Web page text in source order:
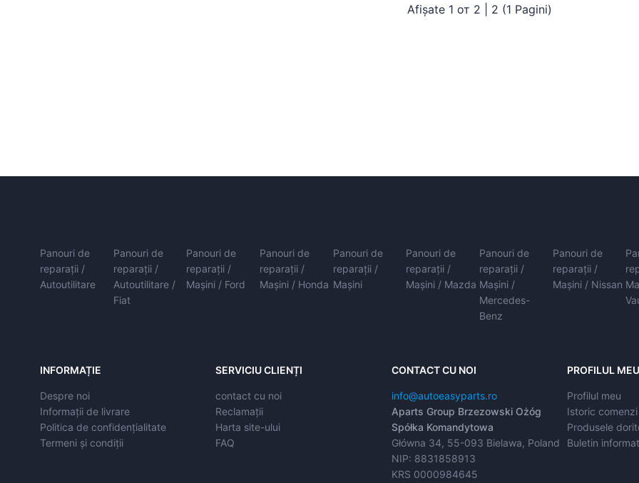
Afișate 1 от 2 | 2 (1 Pagini)
Panouri de
reparații /
Autoutilitare
Panouri de
reparații /
Autoutilitare /
Fiat
Panouri de
reparații /
Mașini / Ford
Panouri de
reparații /
Mașini / Honda
Panouri de
reparații /
Mașini
Panouri de
reparații /
Mașini / Mazda
Panouri de
reparații /
Mașini /
Mercedes-
Benz
Panouri de
reparații /
Mașini / Nissan
INFORMAȚIE
Despre noi
Informații de livrare
Politica de confidențialitate
Termeni și condiții
SERVICIU CLIENȚI
contact cu noi
Reclamații
Harta site-ului
FAQ
CONTACT CU NOI
info@autoeasyparts.ro
Aparts Group Brzezowski Ożóg
Spółka Komandytowa
Główna 34, 55-093 Bielawa, Poland
NIP: 8831858913
KRS 0000984645
PROFILUL MEU
Profilul meu
Istoric comenzi
Produsele
Buletin